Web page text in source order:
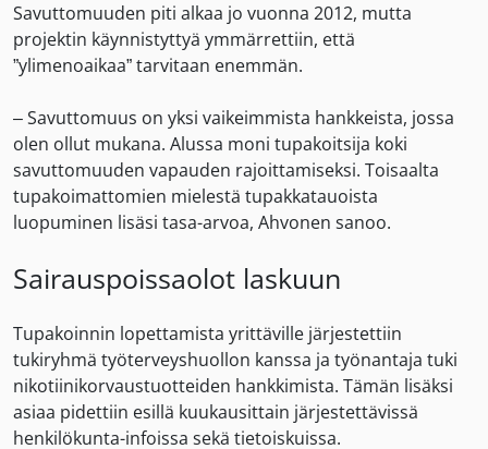
Savuttomuuden piti alkaa jo vuonna 2012, mutta
projektin käynnistyttyä ymmärrettiin, että
”ylimenoaikaa” tarvitaan enemmän.
– Savuttomuus on yksi vaikeimmista hankkeista, jossa
olen ollut mukana. Alussa moni tupakoitsija koki
savuttomuuden vapauden rajoittamiseksi. Toisaalta
tupakoimattomien mielestä tupakkatauoista
luopuminen lisäsi tasa-arvoa, Ahvonen sanoo.
Sairauspoissaolot laskuun
Tupakoinnin lopettamista yrittäville järjestettiin
tukiryhmä työterveyshuollon kanssa ja työnantaja tuki
nikotiinikorvaustuotteiden hankkimista. Tämän lisäksi
asiaa pidettiin esillä kuukausittain järjestettävissä
henkilökunta-infoissa sekä tietoiskuissa.